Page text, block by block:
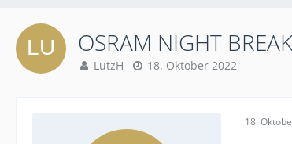
OSRAM NIGHT
LutzH 18. Oktober 2022
18.